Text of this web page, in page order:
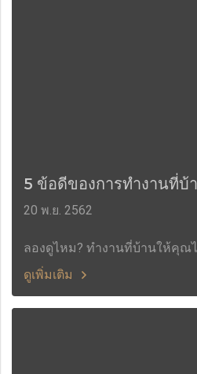
5 ข้อดีของการทำงานที่บ้
20 พ.ย. 2562
ลองดูไหม? ทำงานที่บ้านให้คุณ
ดูเพิ่มเติม